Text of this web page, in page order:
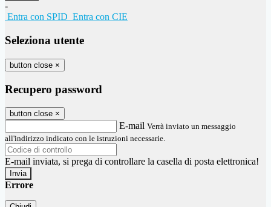
-
Entra con SPID Entra con CIE
Seleziona utente
button close ×
Recupero password
button close ×
E-mail Verrà inviato un messaggio
all'indirizzo indicato con le istruzioni necessarie.
E-mail inviata, si prega di controllare la casella di posta elettronica!
Errore